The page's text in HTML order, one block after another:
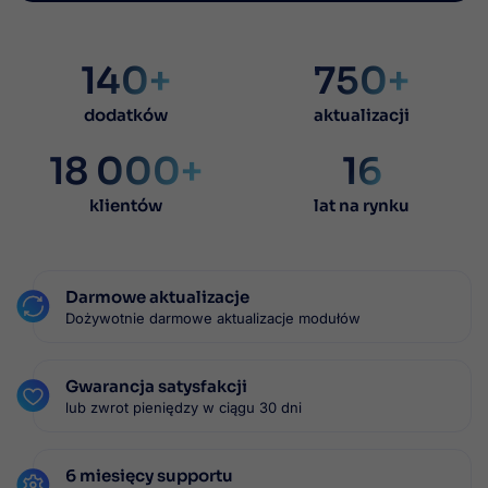
140+
dodatków
750+
aktualizacji
18 000+
klientów
16
lat na rynku
Darmowe aktualizacje
Dożywotnie darmowe aktualizacje modułów
Gwarancja satysfakcji
lub zwrot pieniędzy w ciągu 30 dni
6 miesięcy supportu